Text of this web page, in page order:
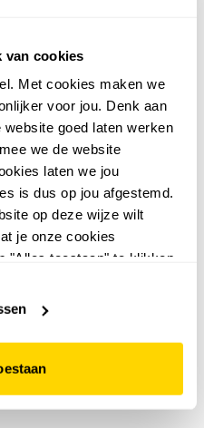
van cookies
Met cookies maken we
voor jou. Denk aan
goed laten werken
we de website
laten we jou
is dus op jou afgestemd.
op deze wijze wilt
je onze cookies
"Alles toestaan" te klikken.